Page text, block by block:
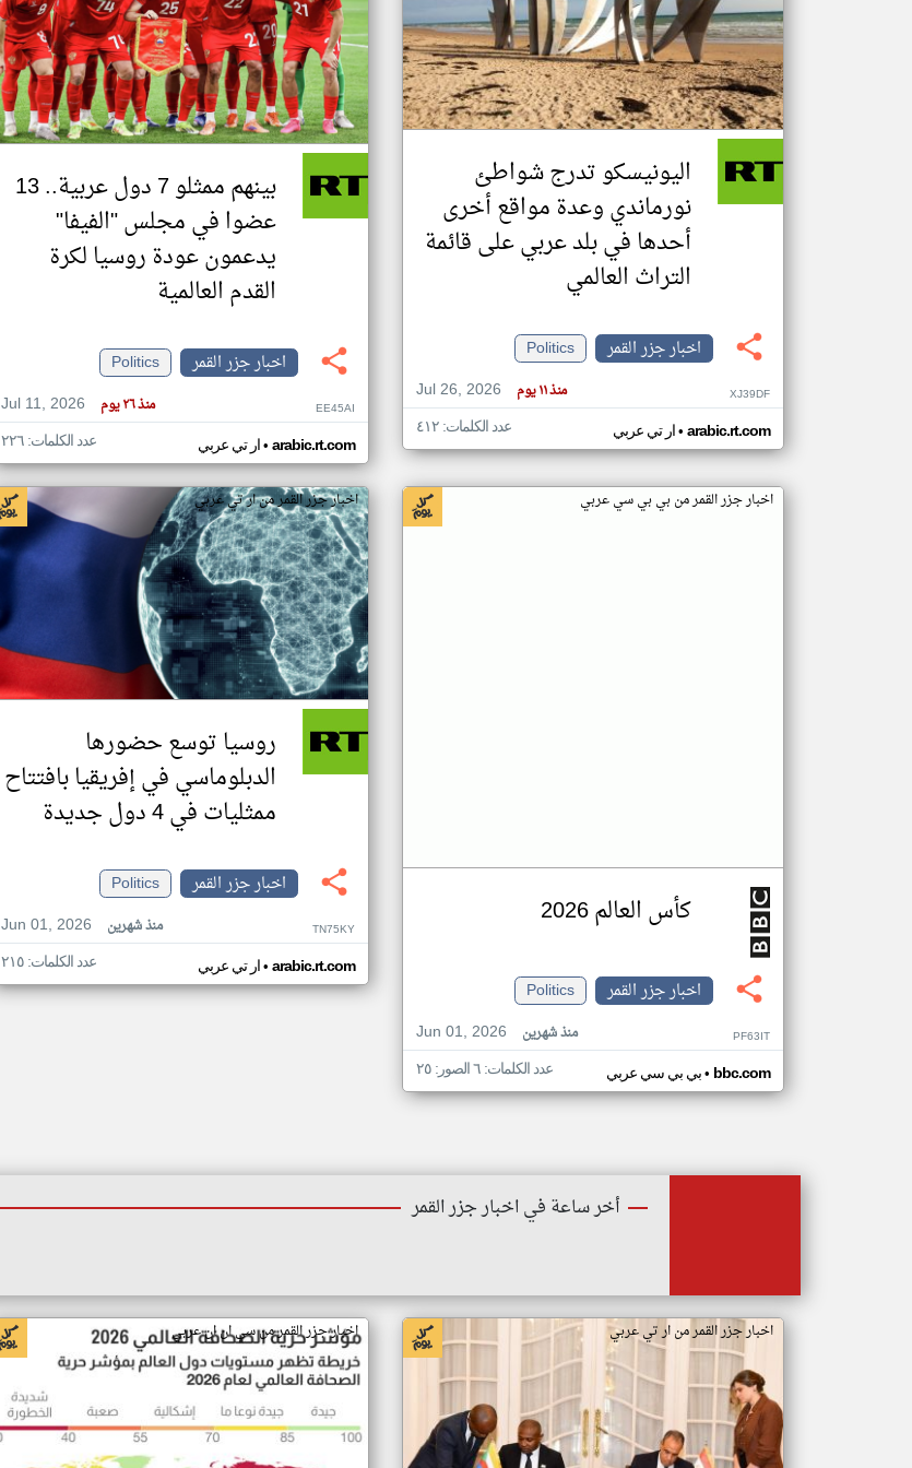
اليونيسكو تدرج شواطئ
نورماندي وعدة مواقع أخرى
أحدها في بلد عربي على قائمة
التراث العالمي
اخبار جزر القمر
Politics
Jul 26, 2026
منذ ١١ يوم XJ39DF
ار تي عربي• arabic.rt.com عدد الكلمات: ٤١٢
بينهم ممثلو 7 دول عربية.. 13
عضوا في مجلس "الفيفا"
يدعمون عودة روسيا لكرة
القدم العالمية
اخبار جزر القمر
Politics
Jul 11, 2026
منذ ٢٦ يوم EE45AI
ار تي عربي• arabic.rt.com عدد الكلمات: ٢٢٦
اخبار جزر القمر من بي بي سي عربي
كأس العالم 2026
اخبار جزر القمر
Politics
Jun 01, 2026
منذ شهرين PF63IT
بي بي سي عربي• bbc.com عدد الكلمات: ٦ الصور: ٢٥
اخبار جزر القمر من ار تي عربي
روسيا توسع حضورها
الدبلوماسي في إفريقيا بافتتاح
ممثليات في 4 دول جديدة
اخبار جزر القمر
Politics
Jun 01, 2026
منذ شهرين TN75KY
ار تي عربي• arabic.rt.com عدد الكلمات: ٢١٥
أخر ساعة في اخبار جزر القمر
اخبار جزر القمر من ار تي عربي اخبار جزر القمر من سي ان ان عربي